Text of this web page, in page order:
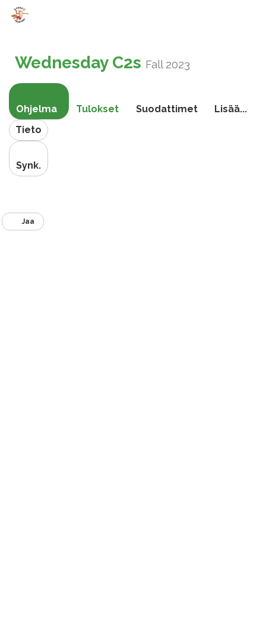
Wednesday C2s Fall 2023
Ohjelma Tulokset Suodattimet
Lisää...
Tieto
Synk.
Jaa